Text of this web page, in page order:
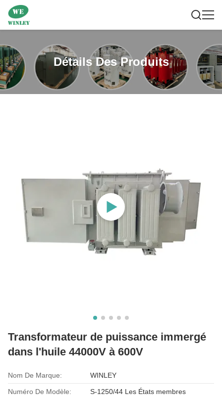
Détails Des Produits
Transformateur de puissance immergé
dans l'huile 44000V à 600V
Nom De Marque: WINLEY
Numéro De Modèle: S-1250/44 Les États membres